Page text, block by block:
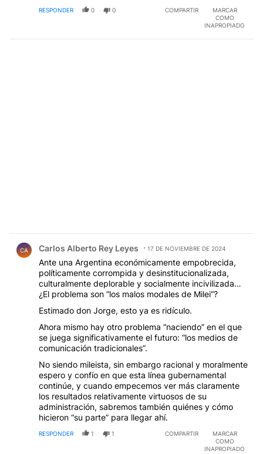
RESPONDER 0 0 COMPARTIR
MARCAR
COMO
INAPROPIADO
CA Carlos Alberto Rey Leyes 17 DE NOVIEMBRE DE 2024
Ante una Argentina económicamente empobrecida,
políticamente corrompida y desinstitucionalizada,
culturalmente deplorable y socialmente incivilizada…
¿El problema son “los malos modales de Milei”?
Estimado don Jorge, esto ya es ridículo.
Ahora mismo hay otro problema “naciendo” en el que
se juega significativamente el futuro: “los medios de
comunicación tradicionales”.
No siendo mileista, sin embargo racional y moralmente
espero y confío en que esta línea gubernamental
continúe, y cuando empecemos ver más claramente
los resultados relativamente virtuosos de su
administración, sabremos también quiénes y cómo
hicieron “su parte” para llegar ahí.
RESPONDER 1 1 COMPARTIR
MARCAR
COMO
INAPROPIADO